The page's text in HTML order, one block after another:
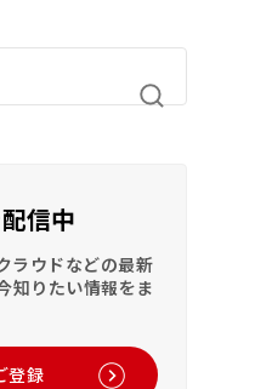
信中
ラウドなどの最新
知りたい情報をま
登録